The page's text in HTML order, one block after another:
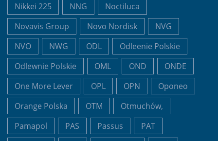
Nikkei 225
NNG
Noctiluca
Novavis Group
Novo Nordisk
NVG
NVO
NWG ODL
Odleenie Polskie
Odlewnie Polskie
OML OND
ONDE
One More Lever
OPL OPN
Oponeo
Orange Polska
OTM
Otmuchów,
Pamapol
PAS Passus
PAT